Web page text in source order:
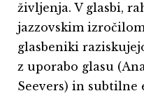
življenja. V glasbi,
jazzovskim
glasbeniki
z uporabo glasu
Seevers) in subtilne